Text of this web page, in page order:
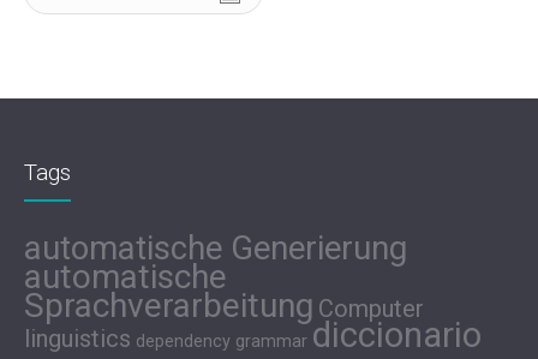
Tags
automatische Generierung
automatische
Sprachverarbeitung Computer
linguistics dependency grammar diccionario